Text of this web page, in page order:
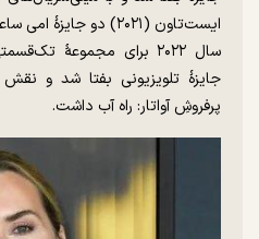
ایست‌تاون (۲۰۲۱) دو
سال ۲۰۲۲ برای مجموعهٔ
جایزهٔ تلویزیونی بفتا شد و
پرفروشِ آواتار: راه آب داشت.